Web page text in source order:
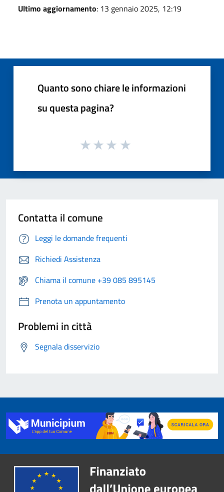
Ultimo aggiornamento: 13 gennaio 2025, 12:19
Quanto sono chiare le informazioni
su questa pagina?
Contatta il comune
Leggi le domande frequenti
Richiedi Assistenza
Chiama il comune +39 085 895145
Prenota un appuntamento
Problemi in città
Segnala disservizio